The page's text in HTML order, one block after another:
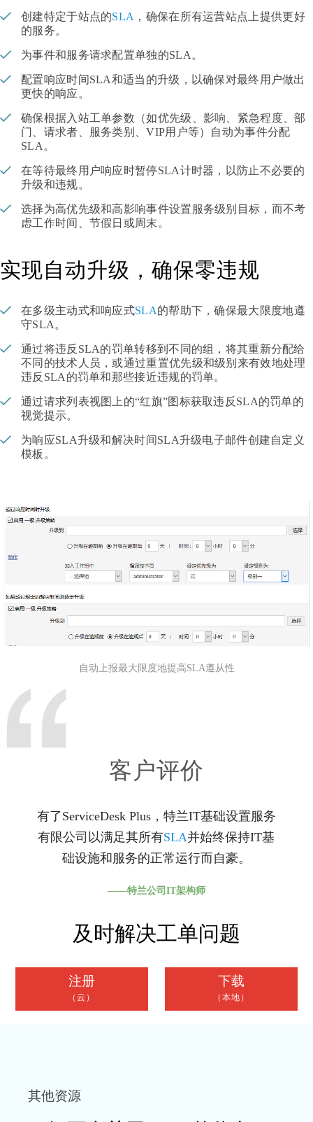
创建特定于站点的SLA ，确保在所有运营站点上提供更好
的服务。
为事件和服务请求配置单独的SLA。
配置响应时间SLA和适当的升级，以确保对最终用户做出
更快的响应。
确保根据入站工单参数（如优先级、影响、紧急程度、部
门、请求者、服务类别、VIP用户等）自动为事件分配
SLA。
在等待最终用户响应时暂停SLA计时器，以防止不必要的
升级和违规。
选择为高优先级和高影响事件设置服务级别目标，而不考
虑工作时间、节假日或周末。
实现自动升级，确保零违规
在多级主动式和响应式SLA的帮助下，确保最大限度地遵
守SLA。
通过将违反SLA的罚单转移到不同的组，将其重新分配给
不同的技术人员，或通过重置优先级和级别来有效地处理
违反SLA的罚单和那些接近违规的罚单。
通过请求列表视图上的“红旗”图标获取违反SLA的罚单的
视觉提示。
为响应SLA升级和解决时间SLA升级电子邮件创建自定义
模板。
自动上报最大限度地提高SLA遵从性
客户评价
有了ServiceDesk Plus，特兰IT基础设置服务
有限公司以满足其所有SLA并始终保持IT基
础设施和服务的正常运行而自豪。
——特兰公司IT架构师
及时解决工单问题
注册
（云）
下载
（本地）
其他资源